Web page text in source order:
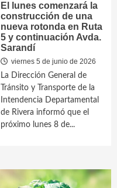
El lunes comenzará la
construcción de una
nueva rotonda en Ruta
5 y continuación Avda.
Sarandí
viernes 5 de junio de 2026
La Dirección General de
Tránsito y Transporte de la
Intendencia Departamental
de Rivera informó que el
próximo lunes 8 de...